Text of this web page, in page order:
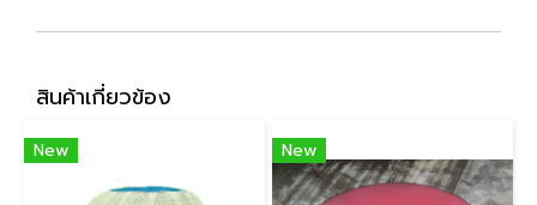
สินค้าเกี่ยวข้อง
New New